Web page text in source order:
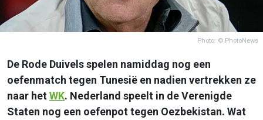
Photo: © PhotoNews
De Rode Duivels spelen namiddag nog een
oefenmatch tegen Tunesië en nadien vertrekken ze
naar hetWK. Nederland speelt in de Verenigde
Staten nog een oefenpot tegen Oezbekistan. Wat